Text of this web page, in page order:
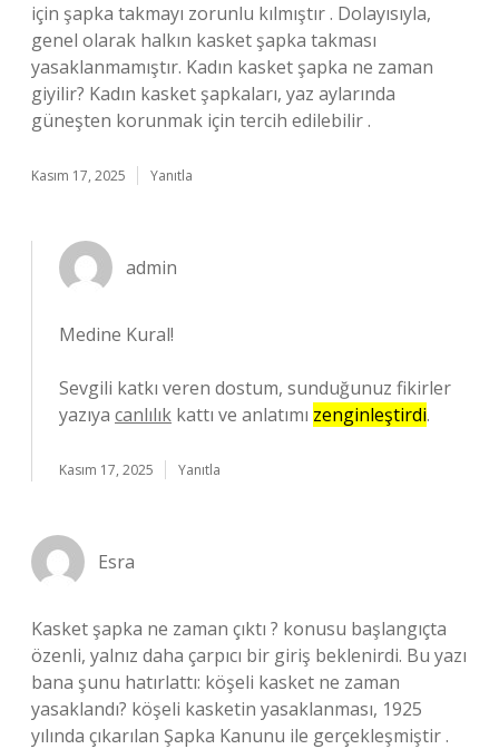
için şapka takmayı zorunlu kılmıştır . Dolayısıyla,
genel olarak halkın kasket şapka takması
yasaklanmamıştır. Kadın kasket şapka ne zaman
giyilir? Kadın kasket şapkaları, yaz aylarında
güneşten korunmak için tercih edilebilir .
Kasım 17, 2025 Yanıtla
admin
Medine Kural!
Sevgili katkı veren dostum, sunduğunuz fikirler
yazıya canlılık kattı ve anlatımı zenginleştirdi.
Kasım 17, 2025 Yanıtla
Esra
Kasket şapka ne zaman çıktı ? konusu başlangıçta
özenli, yalnız daha çarpıcı bir giriş beklenirdi. Bu yazı
bana şunu hatırlattı: köşeli kasket ne zaman
yasaklandı? köşeli kasketin yasaklanması, 1925
yılında çıkarılan Şapka Kanunu ile gerçekleşmiştir .